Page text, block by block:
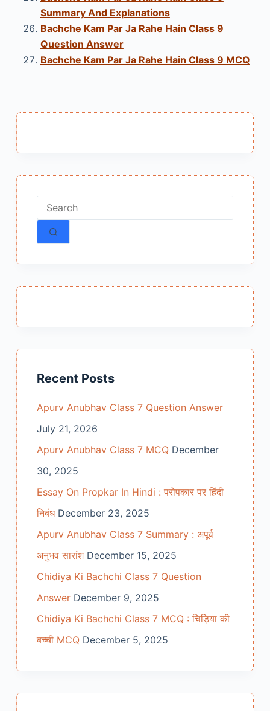
Summary And Explanations
Bachche Kam Par Ja Rahe Hain Class 9
Question Answer
Bachche Kam Par Ja Rahe Hain Class 9 MCQ
No
results
Recent Posts
Apurv Anubhav Class 7 Question Answer
July 21, 2026
Apurv Anubhav Class 7 MCQ December
30, 2025
Essay On Propkar In Hindi : परोपकार पर हिंदी
निबंध December 23, 2025
Apurv Anubhav Class 7 Summary : अपूर्व
अनुभव सारांश December 15, 2025
Chidiya Ki Bachchi Class 7 Question
Answer December 9, 2025
Chidiya Ki Bachchi Class 7 MCQ : चिड़िया की
बच्ची MCQ December 5, 2025